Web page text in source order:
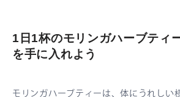
1日1杯のモリンガハーブティ
を手に入れよう
モリンガハーブティーは、体にうれしい